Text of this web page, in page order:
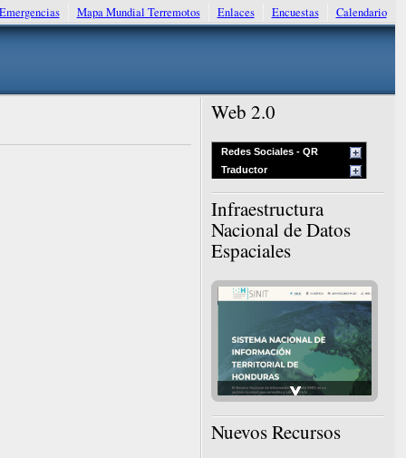
Mapa Mundial Terremotos Enlaces Encuestas Calendario
Web 2.0
Redes Sociales - QR
Traductor
Infraestructura
Nacional de Datos
Espaciales
Nuevos Recursos